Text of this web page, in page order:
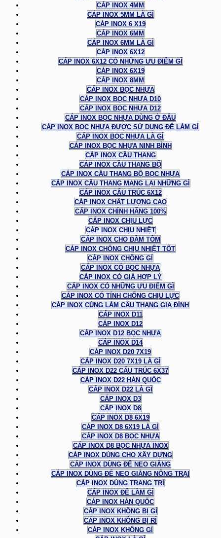
CÁP INOX 4MM
CÁP INOX 5MM LÀ GÌ
CÁP INOX 6 X19
CÁP INOX 6MM
CÁP INOX 6MM LÀ GÌ
CÁP INOX 6X12
CÁP INOX 6X12 CÓ NHỮNG ƯU ĐIỂM GÌ
CÁP INOX 6X19
CÁP INOX 8MM
CÁP INOX BỌC NHỰA
CÁP INOX BỌC NHỰA D10
CÁP INOX BỌC NHỰA D12
CÁP INOX BỌC NHỰA DÙNG Ở ĐÂU
CÁP INOX BỌC NHỰA ĐƯỢC SỬ DỤNG ĐỂ LÀM GÌ
CÁP INOX BỌC NHỰA LÀ GÌ
CÁP INOX BỌC NHỰA NINH BÌNH
CÁP INOX CẦU THANG
CÁP INOX CẦU THANG BỘ
CÁP INOX CẦU THANG BỘ BỌC NHỰA
CÁP INOX CẦU THANG MANG LẠI NHỮNG GÌ
CÁP INOX CẤU TRÚC 6X12
CÁP INOX CHẤT LƯỢNG CAO
CÁP INOX CHÍNH HÃNG 100%
CÁP INOX CHỊU LỰC
CÁP INOX CHỊU NHIỆT
CÁP INOX CHO ĐẦM TÔM
CÁP INOX CHỐNG CHỊU NHIỆT TỐT
CÁP INOX CHỐNG GỈ
CÁP INOX CÓ BỌC NHỰA
CÁP INOX CÓ GIÁ HỢP LÝ
CÁP INOX CÓ NHỮNG ƯU ĐIỂM GÌ
CÁP INOX CÓ TÍNH CHỐNG CHỊU LỰC
CÁP INOX CÙNG LÀM CẦU THANG GIA ĐÌNH
CÁP INOX D11
CÁP INOX D12
CÁP INOX D12 BỌC NHỰA
CÁP INOX D14
CÁP INOX D20 7X19
CÁP INOX D20 7X19 LÀ GÌ
CÁP INOX D22 CẤU TRÚC 6X37
CÁP INOX D22 HÀN QUỐC
CÁP INOX D22 LÀ GÌ
CÁP INOX D3
CÁP INOX D8
CÁP INOX D8 6X19
CÁP INOX D8 6X19 LÀ GÌ
CÁP INOX D8 BỌC NHỰA
CÁP INOX D8 BỌC NHỰA INOX
CÁP INOX DÙNG CHO XÂY DỰNG
CÁP INOX DÙNG ĐỂ NEO GIẰNG
CÁP INOX DÙNG ĐỂ NEO GIẰNG NÔNG TRẠI
CÁP INOX DÙNG TRANG TRÍ
CÁP INOX ĐỂ LÀM GÌ
CÁP INOX HÀN QUỐC
CÁP INOX KHÔNG BỊ GỈ
CÁP INOX KHÔNG BỊ RỈ
CÁP INOX KHÔNG GỈ